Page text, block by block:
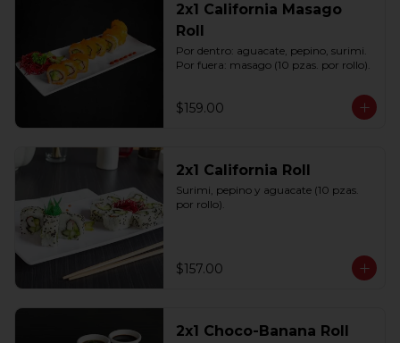
2x1 California Masago
Roll
Por dentro: aguacate, pepino, surimi.
Por fuera: masago (10 pzas. por rollo).
$159.00
2x1 California Roll
Surimi, pepino y aguacate (10 pzas.
por rollo).
$157.00
2x1 Choco-Banana Roll